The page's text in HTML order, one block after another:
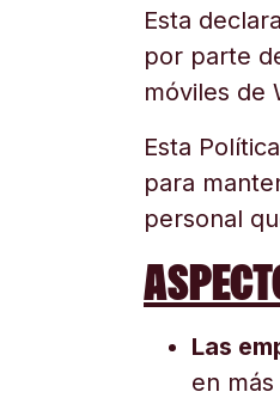
Esta
por parte
móviles de
Esta
para
personal
Las
en